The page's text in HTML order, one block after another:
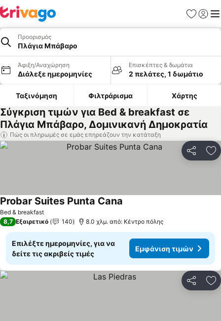
Προορισμός
Πλάγια Μπάβαρο
Άφιξη/Αναχώρηση
Διάλεξε ημερομηνίες
Επισκέπτες & δωμάτια
2 πελάτες, 1 δωμάτιο
Ταξινόμηση Φιλτράρισμα Χάρτης
Σύγκριση τιμών για Bed & breakfast σε
Πλάγια Μπάβαρο, Δομινικανή Δημοκρατία
Πώς οι πληρωμές σε εμάς επηρεάζουν την κατάταξη
Bed & breakfast
Probar Suites Punta Cana
8,7 Εξαιρετικό 140 8.0 χλμ. από: Κέντρο πόλης
Επιλέξτε ημερομηνίες, για να
δείτε τις ακριβείς τιμές
Εμφάνιση τιμών